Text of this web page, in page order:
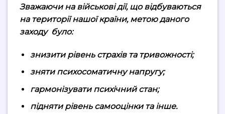
Зважаючи на військові дії, що відбуваються
на території нашої країни, метою даного
заходу було:
знизити рівень страхів та тривожності;
зняти психосоматичну напругу;
гармонізувати психічний стан;
підняти рівень самооцінки та інше.